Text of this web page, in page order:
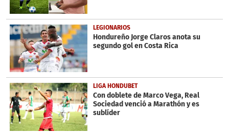
LEGIONARIOS
Hondureño Jorge Claros anota su
segundo gol en Costa Rica
LIGA HONDUBET
Con doblete de Marco Vega, Real
Sociedad venció a Marathón y es
sublíder